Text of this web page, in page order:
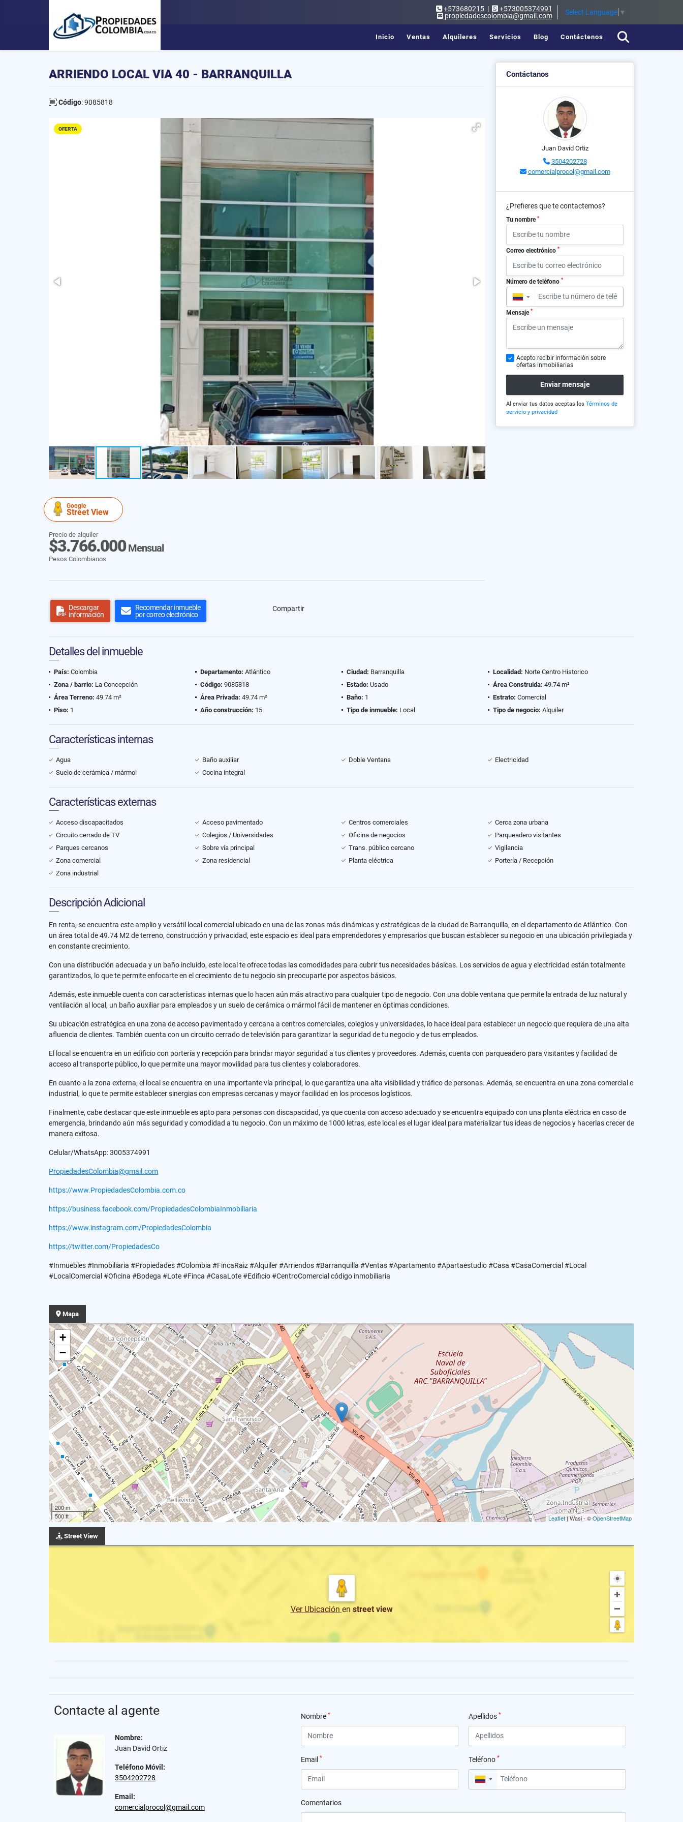
+573680215 |
+573005374991
propiedadescolombia@gmail.com
Select Language ▼
Inicio Ventas Alquileres Servicios Blog Contáctenos
ARRIENDO LOCAL VIA 40 - BARRANQUILLA
Código: 9085818
OFERTA
Google
Street View
Precio de alquiler
$3.766.000Mensual
Pesos Colombianos
Descargar
información
Recomendar inmueble
por correo electrónico
Compartir
Contáctanos
Juan David Ortiz
3504202728
comercialprocol@gmail.com
¿Prefieres que te contactemos?
Tu nombre *
Correo electrónico *
Número de teléfono *
▼
Mensaje *
Acepto recibir información sobre
ofertas inmobiliarias
Enviar mensaje
Al enviar tus datos aceptas los Términos de
servicio y privacidad
Detalles del inmueble
País: Colombia Departamento: Atlántico Ciudad: Barranquilla Localidad: Norte Centro Historico
Zona / barrio: La Concepción Código: 9085818 Estado: Usado Área Construida: 49.74 m²
Área Terreno: 49.74 m² Área Privada: 49.74 m² Baño: 1 Estrato: Comercial
Piso: 1 Año construcción: 15 Tipo de inmueble: Local Tipo de negocio: Alquiler
Características internas
Agua Baño auxiliar Doble Ventana
Electricidad
Suelo de cerámica / mármol
Cocina integral
Características externas
Acceso discapacitados Acceso pavimentado Centros comerciales
Cerca zona urbana
Circuito cerrado de TV
Colegios / Universidades Oficina de negocios
Parqueadero visitantes
Parques cercanos
Sobre vía principal Trans. público cercano
Vigilancia
Zona comercial
Zona residencial Planta eléctrica
Portería / Recepción
Zona industrial
Descripción Adicional
En renta, se encuentra este amplio y versátil local comercial ubicado en una de las zonas más dinámicas y estratégicas de la ciudad de Barranquilla, en el departamento de Atlántico. Con
un área total de 49.74 M2 de terreno, construcción y privacidad, este espacio es ideal para emprendedores y empresarios que buscan establecer su negocio en una ubicación privilegiada y
en constante crecimiento.
Con una distribución adecuada y un baño incluido, este local te ofrece todas las comodidades para cubrir tus necesidades básicas. Los servicios de agua y electricidad están totalmente
garantizados, lo que te permite enfocarte en el crecimiento de tu negocio sin preocuparte por aspectos básicos.
Además, este inmueble cuenta con características internas que lo hacen aún más atractivo para cualquier tipo de negocio. Con una doble ventana que permite la entrada de luz natural y
ventilación al local, un baño auxiliar para empleados y un suelo de cerámica o mármol fácil de mantener en óptimas condiciones.
Su ubicación estratégica en una zona de acceso pavimentado y cercana a centros comerciales, colegios y universidades, lo hace ideal para establecer un negocio que requiera de una alta
afluencia de clientes. También cuenta con un circuito cerrado de televisión para garantizar la seguridad de tu negocio y de tus empleados.
El local se encuentra en un edificio con portería y recepción para brindar mayor seguridad a tus clientes y proveedores. Además, cuenta con parqueadero para visitantes y facilidad de
acceso al transporte público, lo que permite una mayor movilidad para tus clientes y colaboradores.
En cuanto a la zona externa, el local se encuentra en una importante vía principal, lo que garantiza una alta visibilidad y tráfico de personas. Además, se encuentra en una zona comercial e
industrial, lo que te permite establecer sinergias con empresas cercanas y mayor facilidad en los procesos logísticos.
Finalmente, cabe destacar que este inmueble es apto para personas con discapacidad, ya que cuenta con acceso adecuado y se encuentra equipado con una planta eléctrica en caso de
emergencia, brindando aún más seguridad y comodidad a tu negocio. Con un máximo de 1000 letras, este local es el lugar ideal para materializar tus ideas de negocios y hacerlas crecer de
manera exitosa.
Celular/WhatsApp: 3005374991
PropiedadesColombia@gmail.com
https://www.PropiedadesColombia.com.co
https://business.facebook.com/PropiedadesColombiaInmobiliaria
https://www.instagram.com/PropiedadesColombia
https://twitter.com/PropiedadesCo
#Inmuebles #Inmobiliaria #Propiedades #Colombia #FincaRaiz #Alquiler #Arriendos #Barranquilla #Ventas #Apartamento #Apartaestudio #Casa #CasaComercial #Local
#LocalComercial #Oficina #Bodega #Lote #Finca #CasaLote #Edificio #CentroComercial código inmobiliaria
Mapa
+
−
200 m
500 ft
Leaflet| Wasi - ©OpenStreetMap
Street View
Ver Ubicación en street view
Contacte al agente
Nombre:
Juan David Ortiz
Teléfono Móvil:
3504202728
Email:
comercialprocol@gmail.com
Nombre * Apellidos *
Email * Teléfono *
▼
Comentarios